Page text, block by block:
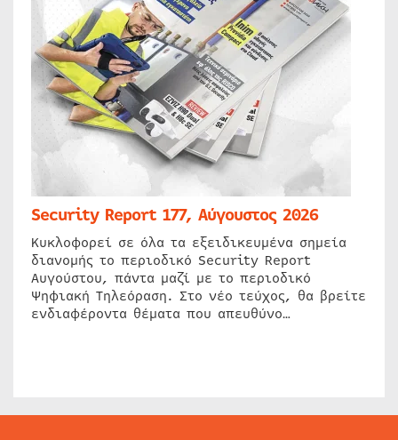
Security Report 177, Αύγουστος 2026
Κυκλοφορεί σε όλα τα εξειδικευμένα σημεία
διανομής το περιοδικό Security Report
Αυγούστου, πάντα μαζί με το περιοδικό
Ψηφιακή Τηλεόραση. Στο νέο τεύχος, θα βρείτε
ενδιαφέροντα θέματα που απευθύνο…